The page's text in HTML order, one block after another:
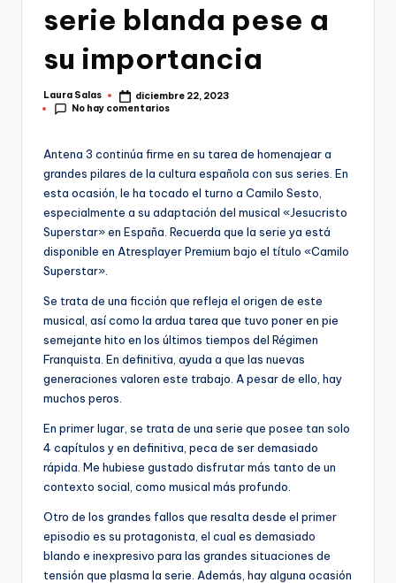
serie blanda pese a
su importancia
Publicado
por
Laura Salas
diciembre 22, 2023
No hay comentarios
Antena 3 continúa firme en su tarea de homenajear a
grandes pilares de la cultura española con sus series. En
esta ocasión, le ha tocado el turno a Camilo Sesto,
especialmente a su adaptación del musical «Jesucristo
Superstar» en España. Recuerda que la serie ya está
disponible en Atresplayer Premium bajo el título «Camilo
Superstar».
Se trata de una ficción que refleja el origen de este
musical, así como la ardua tarea que tuvo poner en pie
semejante hito en los últimos tiempos del Régimen
Franquista. En definitiva, ayuda a que las nuevas
generaciones valoren este trabajo. A pesar de ello, hay
muchos peros.
En primer lugar, se trata de una serie que posee tan solo
4 capítulos y en definitiva, peca de ser demasiado
rápida. Me hubiese gustado disfrutar más tanto de un
contexto social, como musical más profundo.
Otro de los grandes fallos que resalta desde el primer
episodio es su protagonista, el cual es demasiado
blando e inexpresivo para las grandes situaciones de
tensión que plasma la serie. Además, hay alguna ocasión